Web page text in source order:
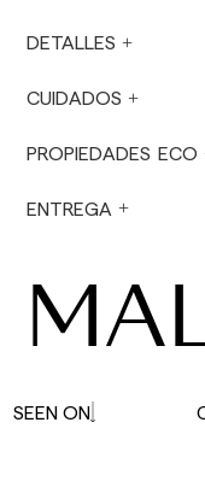
DETALLES
CUIDADOS
PROPIEDADES ECO
ENTREGA
que el pago ha sido
16:00 h. Los
festivos.
En períodos
SEEN ON